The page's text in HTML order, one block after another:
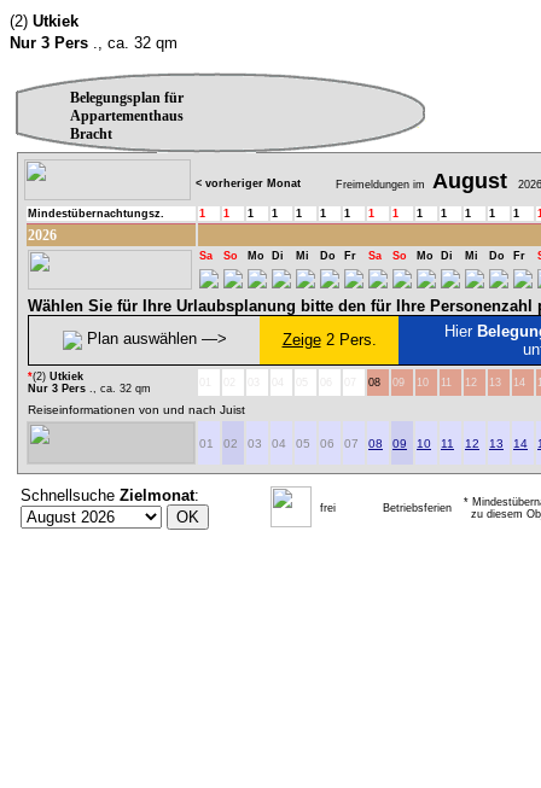
(2) Utkiek
Nur 3 Pers ., ca. 32 qm
Belegungsplan für
Appartementhaus
Bracht
< vorheriger Monat Freimeldungen im August 2026
Mindestübernachtungsz. 1 1 1 1 1 1 1 1 1 1 1 1 1 1
2026
Sa So Mo Di Mi Do Fr Sa So Mo Di Mi Do Fr
Wählen Sie für Ihre Urlaubsplanung bitte den für Ihre Personenzahl
Plan auswählen ―>
Zeige2 Pers. Hier
*(2) Utkiek
Nur 3 Pers ., ca. 32 qm 08 09 10 11 12 13 14
Reiseinformationen von und nach Juist
01 02 03 04 05 06 07 08 09 10 11 12 13 14
Schnellsuche Zielmonat:
frei Betriebsferien
*
zu diesem